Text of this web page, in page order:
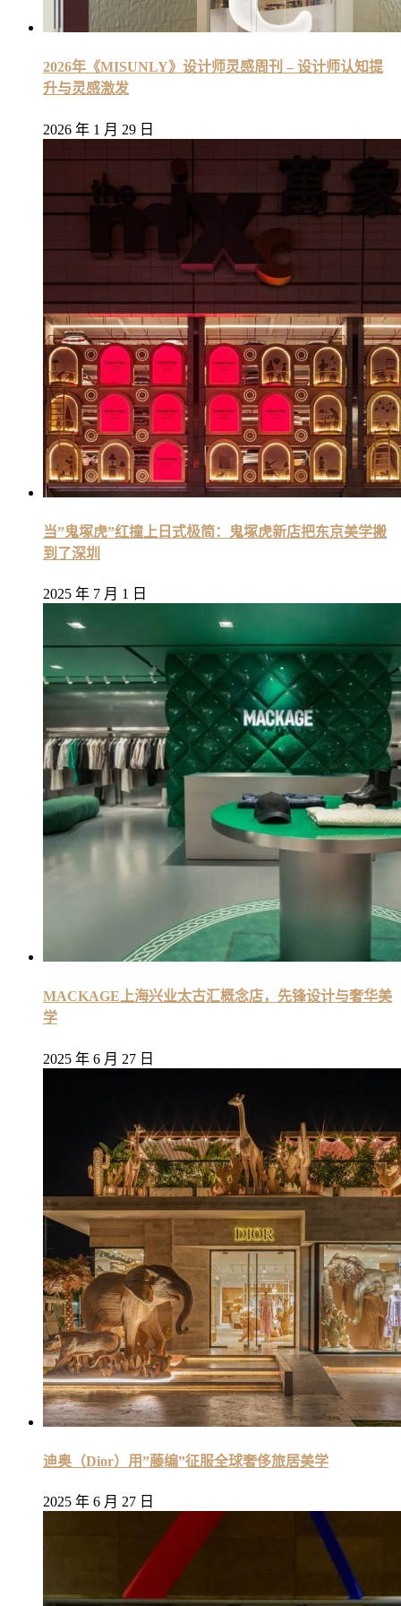
2026年《MISUNLY》设计师灵感周刊 – 设计师认知提
升与灵感激发
2026 年 1 月 29 日
当”鬼塚虎”红撞上日式极简：鬼塚虎新店把东京美学搬
到了深圳
2025 年 7 月 1 日
MACKAGE上海兴业太古汇概念店，先锋设计与奢华美
学
2025 年 6 月 27 日
迪奥（Dior）用”藤编”征服全球奢侈旅居美学
2025 年 6 月 27 日